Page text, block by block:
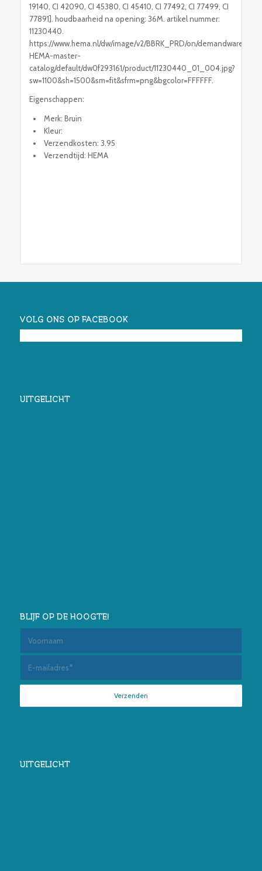
19140, CI 42090, CI 45380, CI 45410, CI 77492, CI 77499, CI
77891]. houdbaarheid na opening: 36M. artikel nummer:
11230440.
https://www.hema.nl/dw/image/v2/BBRK_PRD/on/
HEMA-master-
catalog/default/dw0f293161/product/11230440_01_004.jpg?
sw=1100&sh=1500&sm=fit&sfrm=png&bgcolor=FFFFFF.
Eigenschappen:
Merk: Bruin
Kleur:
Verzendkosten: 3.95
Verzendtijd: HEMA
VOLG ONS OP FACEBOOK
UITGELICHT
BLIJF OP DE HOOGTE!
UITGELICHT